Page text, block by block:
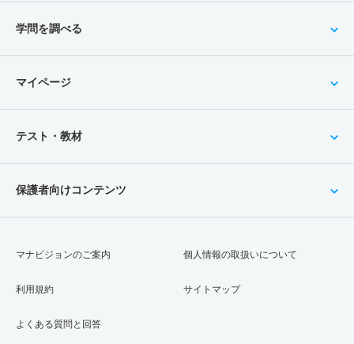
学問を調べる
マイページ
テスト・教材
保護者向けコンテンツ
マナビジョンのご案内
利用規約
よくある質問と回答
個人情報の取扱いについて
サイトマップ